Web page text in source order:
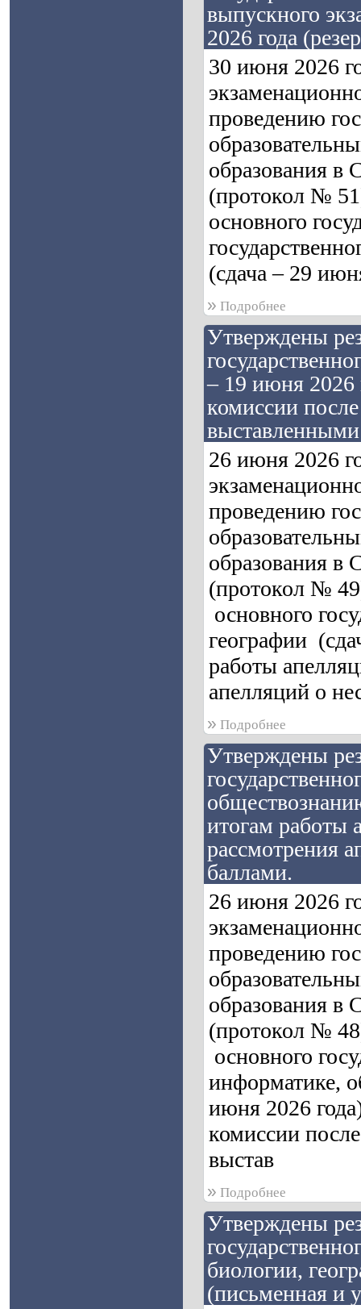
выпускного
2026 года
30 июня 2026
проведению
образования в
(протокол №
основного
(сдача – 29
»Подробнее
Утверждены
– 19 июня 2026
комиссии
26 июня 2026
проведению
образования в
(протокол №
основного
географии
работы
апелляций о
»Подробнее
Утверждены
итогам работы
рассмотрения
баллами.
26 июня 2026
проведению
образования в
(протокол №
основного
информатике,
июня 2026
комиссии
выстав
»Подробнее
Утверждены
биологии,
(письменная и